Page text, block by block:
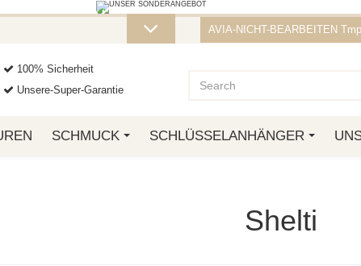
VON ÜBER 50 € ERHALTEN SIE
SO LANGE DER VORRAT REICHT! DIE AKTION GILT BIS ZUM 01.
AVIA-NICHT-BEARBEITEN
100% Sicherheit
Unsere-Super-Garantie
SCHMUCK SCHLÜSSELANHÄNGER
Shelti